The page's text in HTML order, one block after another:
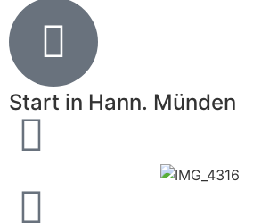
Start in Hann. Münden